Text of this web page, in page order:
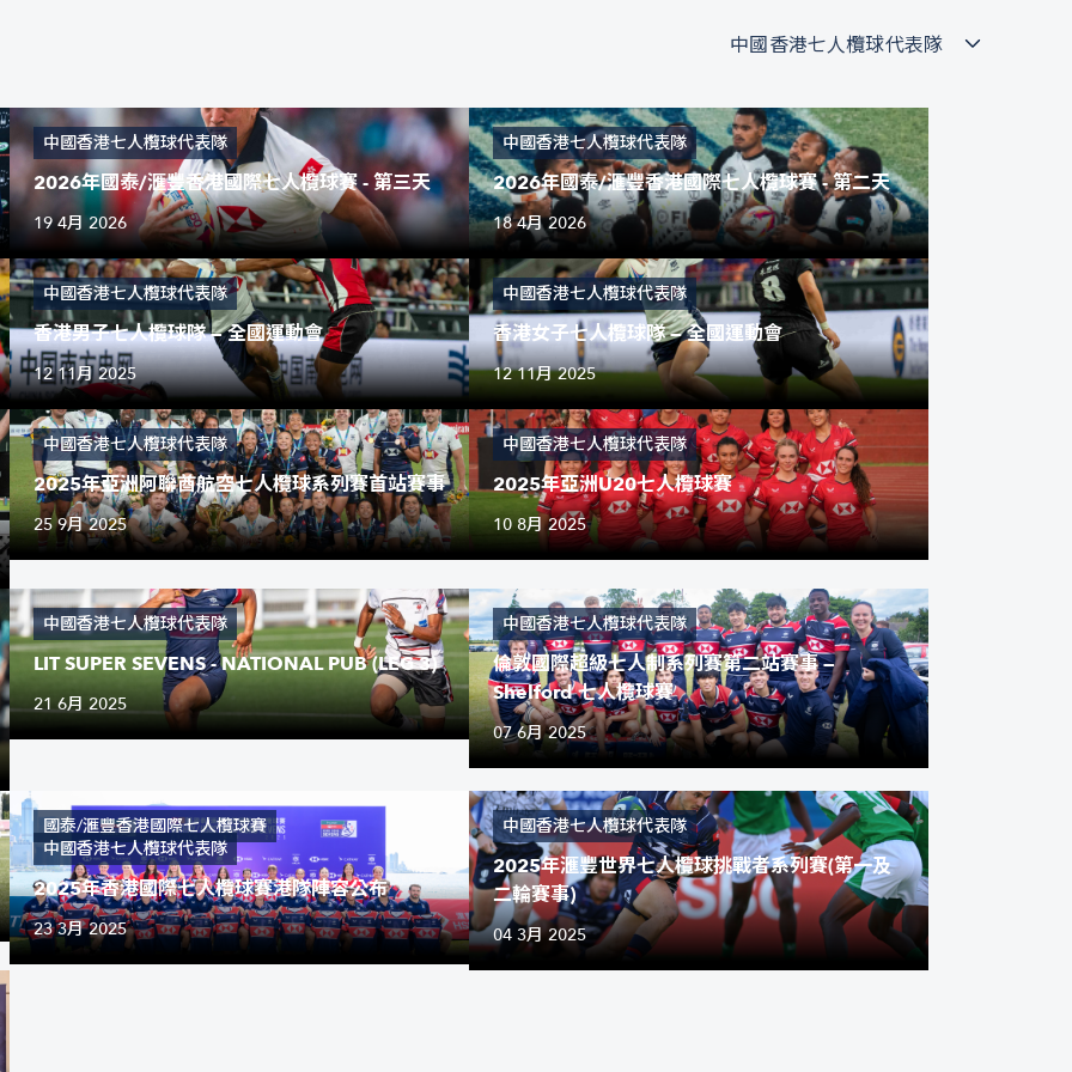
中國香港七人欖球代表隊
中國香港七人欖球代表隊
2026年國泰/滙豐香港國際七人欖球賽 - 第三天
19 4月 2026
中國香港七人欖球代表隊
2026年國泰/滙豐香港國際七人欖球賽 - 第二天
18 4月 2026
中國香港七人欖球代表隊
香港男子七人欖球隊 — 全國運動會
12 11月 2025
中國香港七人欖球代表隊
香港女子七人欖球隊 — 全國運動會
12 11月 2025
中國香港七人欖球代表隊
2025年亞洲阿聯酋航空七人欖球系列賽首站賽事
25 9月 2025
中國香港七人欖球代表隊
2025年亞洲U20七人欖球賽
10 8月 2025
中國香港七人欖球代表隊
LIT SUPER SEVENS - NATIONAL PUB (LEG 3)
21 6月 2025
中國香港七人欖球代表隊
倫敦國際超級七人制系列賽第二站賽事 —
Shelford 七人欖球賽
07 6月 2025
國泰/滙豐香港國際七人欖球賽
中國香港七人欖球代表隊
2025年香港國際七人欖球賽港隊陣容公布
23 3月 2025
中國香港七人欖球代表隊
2025年滙豐世界七人欖球挑戰者系列賽(第一及
二輪賽事)
04 3月 2025